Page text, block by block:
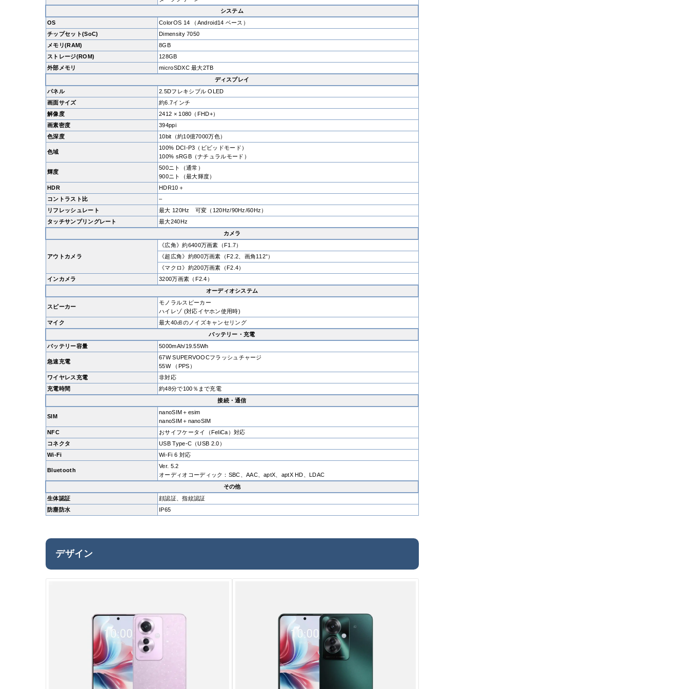
システム
OS
ColorOS 14 （Android14 ベース）
チップセット(SoC)
Dimensity 7050
メモリ(RAM)
8GB
ストレージ(ROM)
128GB
外部メモリ
microSDXC 最大2TB
ディスプレイ
パネル
2.5Dフレキシブル OLED
画面サイズ
約6.7インチ
解像度
2412 × 1080（FHD+）
画素密度
394ppi
色深度
10bit（約10億7000万色）
色域
100% DCI-P3（ビビッドモード）
100% sRGB（ナチュラルモード）
輝度
500ニト（通常）
900ニト（最大輝度）
HDR
HDR10＋
コントラスト比
–
リフレッシュレート
最大 120Hz 可変（120Hz/90Hz/60Hz）
タッチサンプリングレート
最大240Hz
カメラ
アウトカメラ
《広角》約6400万画素（F1.7）
《超広角》約800万画素（F2.2、画角112°）
《マクロ》約200万画素（F2.4）
インカメラ
3200万画素（F2.4）
オーディオシステム
スピーカー
モノラルスピーカー
ハイレゾ (対応イヤホン使用時)
マイク
最大40㏈のノイズキャンセリング
バッテリー・充電
バッテリー容量
5000mAh/19.55Wh
急速充電
67W SUPERVOOCフラッシュチャージ
55W （PPS）
ワイヤレス充電
非対応
充電時間
約48分で100％まで充電
接続・通信
SIM
nanoSIM＋esim
nanoSIM＋nanoSIM
NFC
おサイフケータイ（FeliCa）対応
コネクタ
USB Type-C（USB 2.0）
Wi-Fi
Wi-Fi 6 対応
Bluetooth
Ver. 5.2
オーディオコーディック：SBC、AAC、aptX、aptX HD、LDAC
その他
生体認証
顔認証、指紋認証
防塵防水
IP65
デザイン